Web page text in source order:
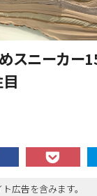
スニーカー
広告を含みます。